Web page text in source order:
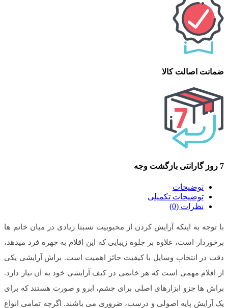
ضمانت اصالت کالا
7 روز گارانتی بازگشت وجه
توضیحات
توضیحات تکمیلی
نظرات (0)
با توجه به اینکه آرایش کردن از محبوبیت نسبتا زیادی در میان خانم ها
برخوردار است، علاوه بر جلوه زیبایی که این اقلام به چهره فرد میدهد،
دقت در انتخاب وسایل با کیفیت حائز اهمیت است. براش آرایشی یکی
از اقلام مهمی است که هر خانمی در کیف آرایشی خود به آن نیاز دارد.
براش ها جزو ابزارهای اصلی برای چشم، ابرو و صورت هستند که برای
یک آرایش پایه اصولی و درست، ضروری می باشند. اگرچه تمامی انواع